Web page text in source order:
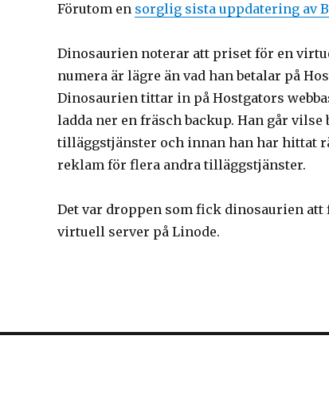
Förutom en sorglig sista uppdatering av
Dinosaurien noterar att priset för en
numera är lägre än vad han betalar på
Dinosaurien tittar in på Hostgators
ladda ner en fräsch backup. Han går
tilläggstjänster och innan han har hittat
reklam för flera andra tilläggstjänster.
Det var droppen som fick dinosaurien
virtuell server på Linode.